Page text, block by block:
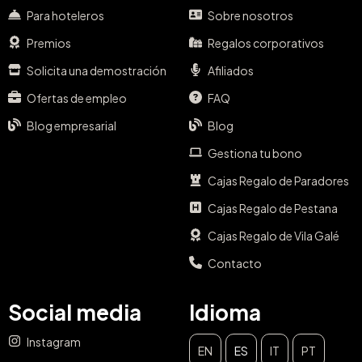
Para hoteleros
Premios
Solicita una demostración
Ofertas de empleo
Blog empresarial
Sobre nosotros
Regalos corporativos
Afiliados
FAQ
Blog
Gestiona tu bono
Cajas Regalo de Paradores
Cajas Regalo de Pestana
Cajas Regalo de Vila Galé
Contacto
Social media
Instagram
Idioma
EN ES IT PT